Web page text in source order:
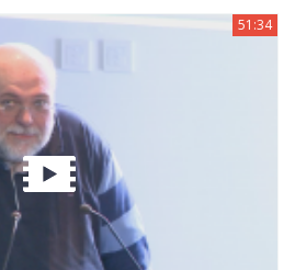
51:34